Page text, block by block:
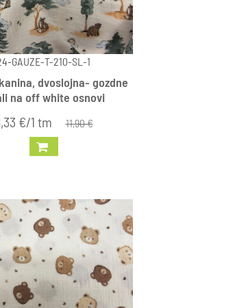
GAUZE-T-210-SL-1
dvoslojna- gozdne
na off white osnovi
€/1 tm 11,90 €